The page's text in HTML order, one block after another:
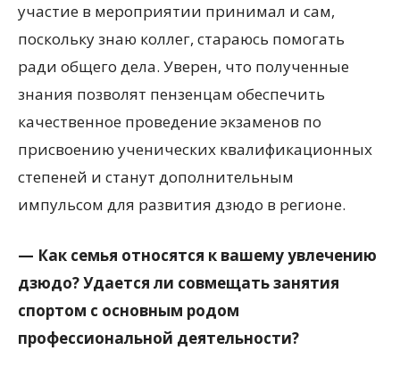
участие в мероприятии принимал и сам,
поскольку знаю коллег, стараюсь помогать
ради общего дела. Уверен, что полученные
знания позволят пензенцам обеспечить
качественное проведение экзаменов по
присвоению ученических квалификационных
степеней и станут дополнительным
импульсом для развития дзюдо в регионе.
— Как семья относятся к вашему увлечению
дзюдо? Удается ли совмещать занятия
спортом с основным родом
профессиональной деятельности?